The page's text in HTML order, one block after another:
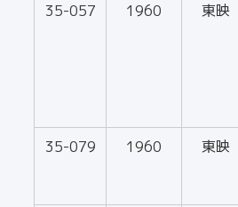
35-057 1960 東映
35-079 1960 東映